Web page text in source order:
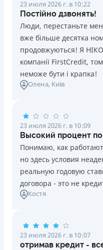
23 июля 2026 г. в 10:22
Постійно дзвонять!
Люди, перестаньте
вже більше десятка
продовжуються! Я
компанії FirstCredit,
неможе бути і крапка!
Олена, Київ
23 июля 2026 г. в 10:09
Высокий процент
Понимаю, как
но здесь условия
реальную годовую
договора - это не
Костя
23 июля 2026 г. в 10:07
отримав кредит -